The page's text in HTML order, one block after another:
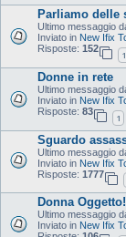
Parliamo delle
Ultimo messaggio
Inviato in New Ifix
Risposte: 152
1
Donne in rete
Ultimo messaggio
Inviato in New Ifix
Risposte: 83
1
Sguardo
Ultimo messaggio
Inviato in New Ifix
Risposte: 1777
Donna
Ultimo messaggio
Inviato in New Ifix